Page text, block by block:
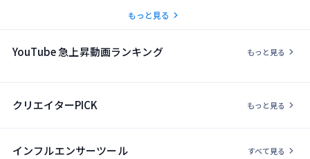
もっと見る chevron_right
YouTube 急上昇動画ランキング もっと見る chevron_right
クリエイターPICK もっと見る chevron_right
インフルエンサーツール すべて見る chevron_right